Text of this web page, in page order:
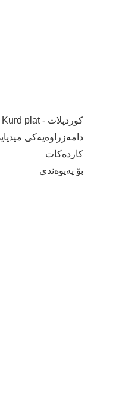
كوردپلات - Kurd plat
دامەزراوەیەكی
كاردەكات
بۆ پەیوەندی